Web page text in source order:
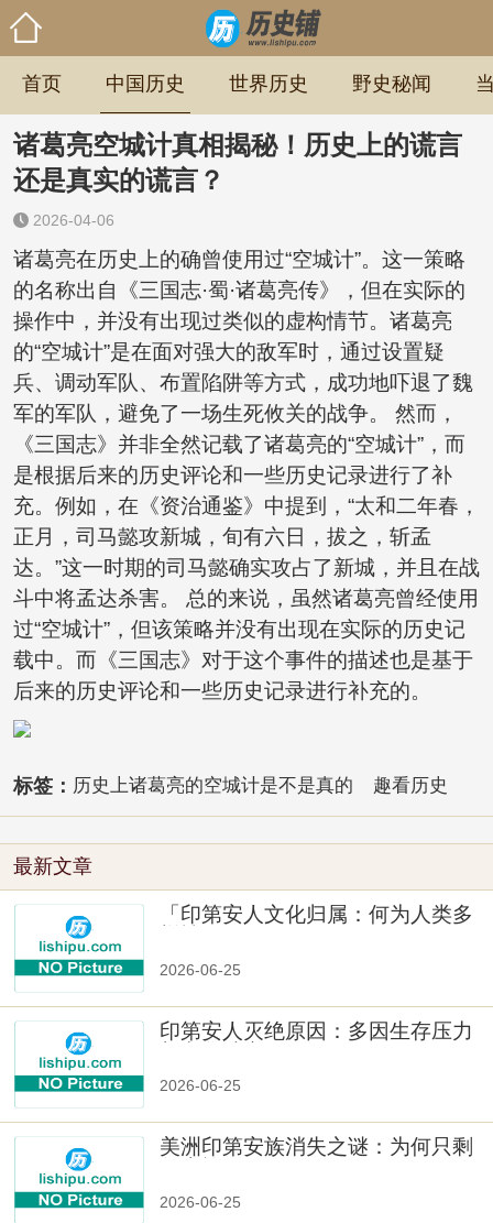
首页 中国历史 世界历史 野史秘闻
诸葛亮空城计真相揭秘！历史上的谎言
还是真实的谎言？
2026-04-06
诸葛亮在历史上的确曾使用过“空城计”。这一策略
的名称出自《三国志·蜀·诸葛亮传》，但在实际的
操作中，并没有出现过类似的虚构情节。诸葛亮
的“空城计”是在面对强大的敌军时，通过设置疑
兵、调动军队、布置陷阱等方式，成功地吓退了魏
军的军队，避免了一场生死攸关的战争。 然而，
《三国志》并非全然记载了诸葛亮的“空城计”，而
是根据后来的历史评论和一些历史记录进行了补
充。例如，在《资治通鉴》中提到，“太和二年春，
正月，司马懿攻新城，旬有六日，拔之，斩孟
达。”这一时期的司马懿确实攻占了新城，并且在战
斗中将孟达杀害。 总的来说，虽然诸葛亮曾经使用
过“空城计”，但该策略并没有出现在实际的历史记
载中。而《三国志》对于这个事件的描述也是基于
后来的历史评论和一些历史记录进行补充的。
标签： 历史上诸葛亮的空城计是不是真的 趣看历史
最新文章
「印第安人文化归属：何为人类多
2026-06-25
印第安人灭绝原因：多因生存压力
2026-06-25
美洲印第安族消失之谜：为何只剩
2026-06-25